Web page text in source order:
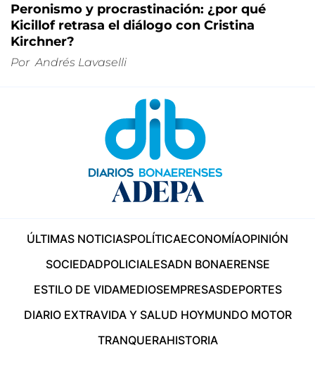
Peronismo y procrastinación: ¿por qué
Kicillof retrasa el diálogo con Cristina
Kirchner?
Por Andrés Lavaselli
ÚLTIMAS NOTICIASPOLÍTICAECONOMÍAOPINIÓN
SOCIEDADPOLICIALESADN BONAERENSE
ESTILO DE VIDAMEDIOSEMPRESASDEPORTES
DIARIO EXTRAVIDA Y SALUD HOYMUNDO MOTOR
TRANQUERAHISTORIA